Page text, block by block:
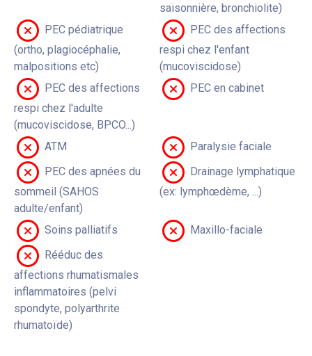
saisonnière, bronchiolite)
PEC pédiatrique
(ortho, plagiocéphalie,
malpositions etc)
PEC des affections
respi chez l'enfant
(mucoviscidose)
PEC des affections
respi chez l'adulte
(mucoviscidose, BPCO...)
PEC en cabinet
ATM
Paralysie faciale
PEC des apnées du
sommeil (SAHOS
adulte/enfant)
Drainage lymphatique
(ex: lymphœdème, ...)
Soins palliatifs
Maxillo-faciale
Rééduc des
affections rhumatismales
inflammatoires (pelvi
spondyte, polyarthrite
rhumatoïde)